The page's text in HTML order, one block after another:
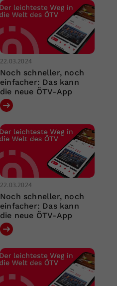
22.03.2024
Noch schneller, noch
einfacher: Das kann
die neue ÖTV-App
22.03.2024
Noch schneller, noch
einfacher: Das kann
die neue ÖTV-App